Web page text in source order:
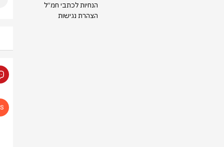
הנחיות לכתבי חמ״ל
הצהרת נגישות